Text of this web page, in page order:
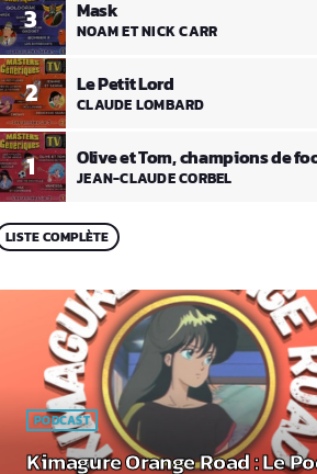
1 Olive et Tom, champions de
JEAN-CLAUDE CORBEL
2 Le Petit Lord
CLAUDE LOMBARD
3 Mask
NOAM ET NICK CARR
LISTE COMPLÈTE
PODCAST
Kimagure Orange Road : Le